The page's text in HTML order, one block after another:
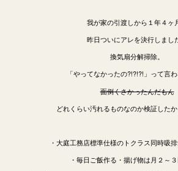
我が家の引渡しから１年４ヶ月
昨日ついにアレを決行しました
換気扇分解掃除。
「やってなかったの?!?!?!」って言
面倒くさかったんだもん
どれくらい汚れるものなのか検証したか
・大庭工務店標準仕様のトクラス同時吸
・毎日ご飯作る・揚げ物は月２～